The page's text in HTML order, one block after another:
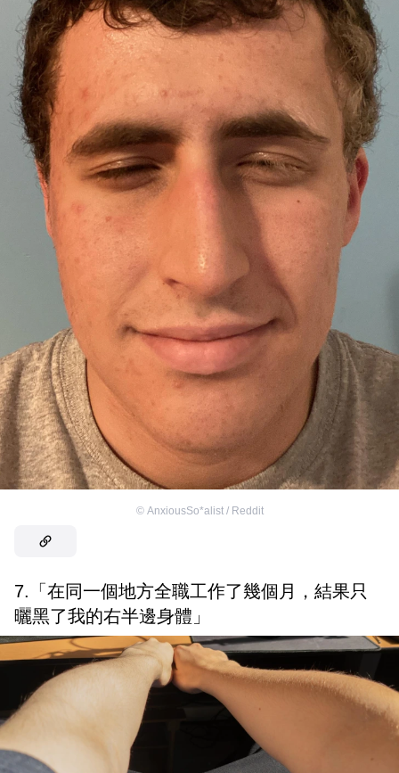
© AnxiousSo*alist / Reddit
7.「在同一個地方全職工作了幾個月，結果只
曬黑了我的右半邊身體」